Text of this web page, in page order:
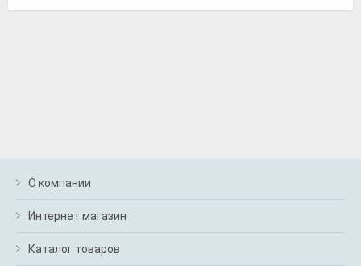
О компании
Интернет магазин
Каталог товаров